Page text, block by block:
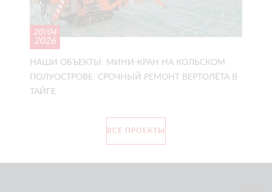
20/04
2026
НАШИ ОБЪЕКТЫ: МИНИ-КРАН НА КОЛЬСКОМ
ПОЛУОСТРОВЕ: СРОЧНЫЙ РЕМОНТ ВЕРТОЛЁТА В
ТАЙГЕ
ВСЕ ПРОЕКТЫ